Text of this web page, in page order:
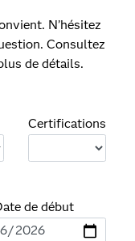
N’hésitez
Consultez
de détails.
Certifications
de début